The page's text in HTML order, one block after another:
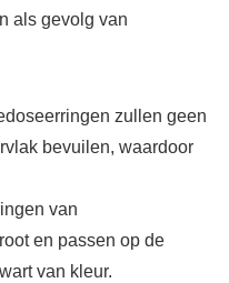
als gevolg van
zullen geen
bevuilen, waardoor
van
en passen op de
van kleur.